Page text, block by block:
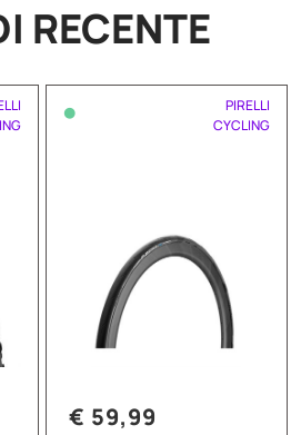
RECENTE
•
PIRELLI
CYCLING
€ 59,99